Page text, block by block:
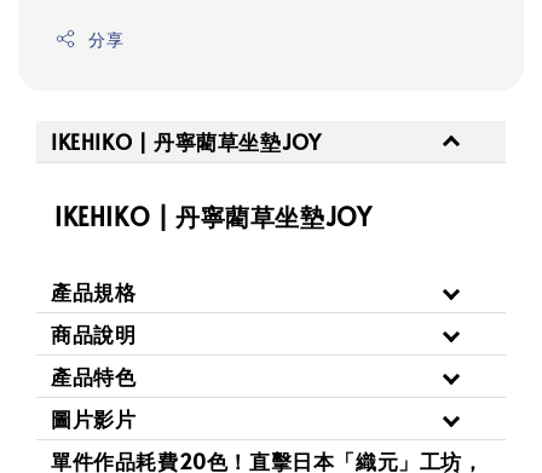
分享
IKEHIKO | 丹寧藺草坐墊JOY
IKEHIKO | 丹寧藺草坐墊JOY
產品規格
商品說明
產品特色
圖片影片
單件作品耗費20色！直擊日本「織元」工坊，